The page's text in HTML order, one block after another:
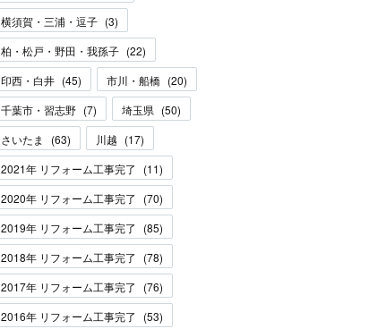
横須賀・三浦・逗子 (3)
柏・松戸・野田・我孫子 (22)
印西・白井 (45) 市川・船橋 (20)
千葉市・習志野 (7) 埼玉県 (50)
さいたま
(63) 川越 (17)
2021年 リフォーム工事完了
(11)
2020年 リフォーム工事完了
(70)
2019年 リフォーム工事完了
(85)
2018年 リフォーム工事完了
(78)
2017年 リフォーム工事完了
(76)
2016年 リフォーム工事完了
(53)